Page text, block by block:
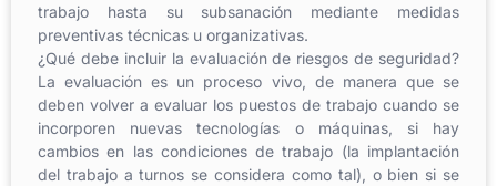
trabajo hasta su subsanación mediante medidas
preventivas técnicas u organizativas.
¿Qué debe incluir la evaluación de riesgos de seguridad?
La evaluación es un proceso vivo, de manera que se
deben volver a evaluar los puestos de trabajo cuando se
incorporen nuevas tecnologías o máquinas, si hay
cambios en las condiciones de trabajo (la implantación
del trabajo a turnos se considera como tal), o bien si se